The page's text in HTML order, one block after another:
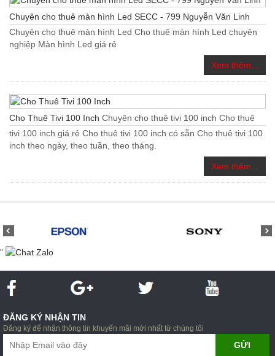
Chuyên cho thuê màn hình Led SECC - 799 Nguyễn Văn Linh
Chuyên cho thuê màn hình Led Cho thuê màn hình Led chuyên
nghiệp Màn hình Led giá rẻ
Xem thêm...
Cho Thuê Tivi 100 Inch Chuyên cho thuê tivi 100 inch Cho thuê
tivi 100 inch giá rẻ Cho thuê tivi 100 inch có sẵn Cho thuê tivi 100
inch theo ngày, theo tuần, theo tháng.
Xem thêm...
"
ĐĂNG KÝ NHẬN TIN
Đăng ký để nhận thông tin khuyến mãi mới nhất từ chúng tôi